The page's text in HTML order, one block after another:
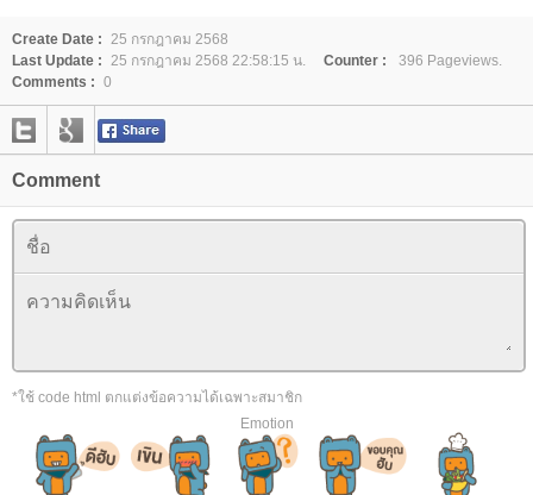
Create Date :
25 กรกฎาคม 2568
Last Update :
25 กรกฎาคม 2568 22:58:15 น. Counter :
396 Pageviews.
Comments : 0
Comment
*ใช้ code html ตกแต่งข้อความได้เฉพาะสมาชิก
Emotion